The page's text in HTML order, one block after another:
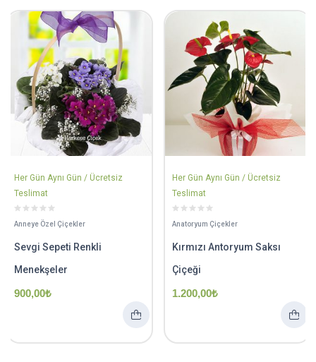
Her Gün Aynı Gün / Ücretsiz
Teslimat
Anneye Özel Çiçekler
Sevgi Sepeti Renkli
Menekşeler
900,00₺
Her Gün Aynı Gün / Ücretsiz
Teslimat
Anatoryum Çiçekler
Kırmızı Antoryum Saksı
Çiçeği
1.200,00₺